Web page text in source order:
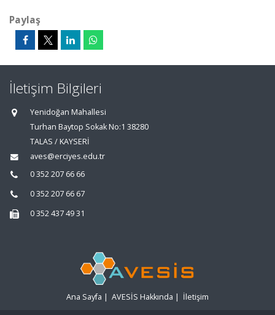
Paylaş
İletişim Bilgileri
Yenidoğan Mahallesi
Turhan Baytop Sokak No:1 38280
TALAS / KAYSERİ
aves@erciyes.edu.tr
0 352 207 66 66
0 352 207 66 67
0 352 437 49 31
Ana Sayfa | AVESİS Hakkında | İletişim